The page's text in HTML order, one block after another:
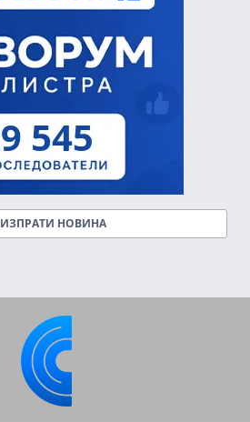
ИЗПРАТИ НОВИНА